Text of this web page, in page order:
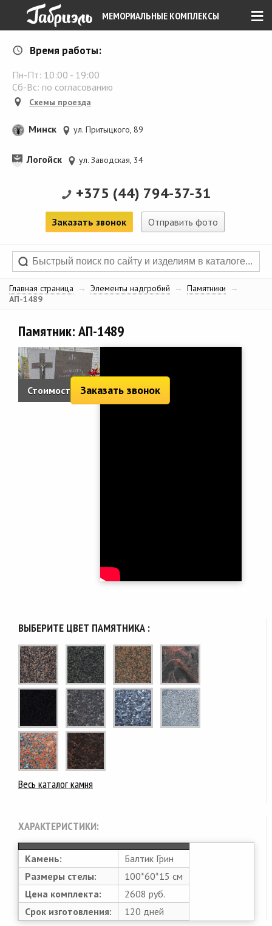
≡
МЕМОРИАЛЬНЫЕ КОМПЛЕКСЫ
Время работы:
Пн-Пт: 10:00 - 19:00
Сб-Вс: по согласованию
Схемы проезда
Минск ул. Притыцкого, 89
Логойск ул. Заводская, 34
+375 (44) 794-37-31
Заказать звонок Отправить фото
Главная страница → Элементы надгробий → Памятники
→
АП-1489
Памятник: АП-1489
Стоимость: Заказать звонок
ВЫБЕРИТЕ ЦВЕТ ПАМЯТНИКА :
Весь каталог камня
ХАРАКТЕРИСТИКИ:
Камень:
Балтик Грин
Размеры стелы:
100*60*15 см
Цена комплекта:
2608 руб.
Срок изготовления:
120 дней